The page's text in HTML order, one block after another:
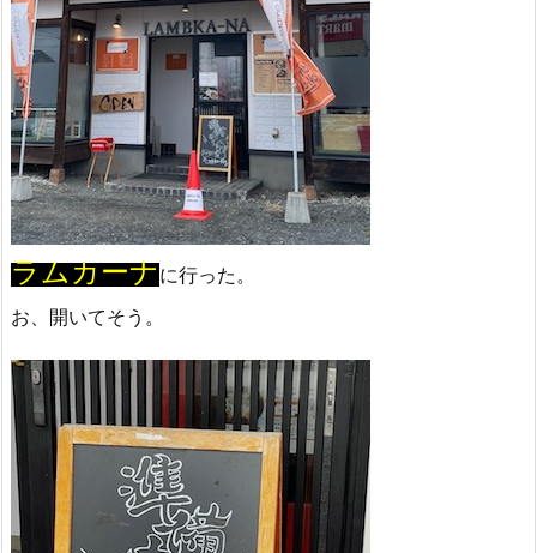
ラムカーナに行った。
お、開いてそう。